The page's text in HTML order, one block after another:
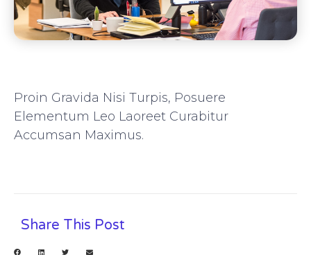
Proin Gravida Nisi Turpis, Posuere
Elementum Leo Laoreet Curabitur
Accumsan Maximus.
Share This Post